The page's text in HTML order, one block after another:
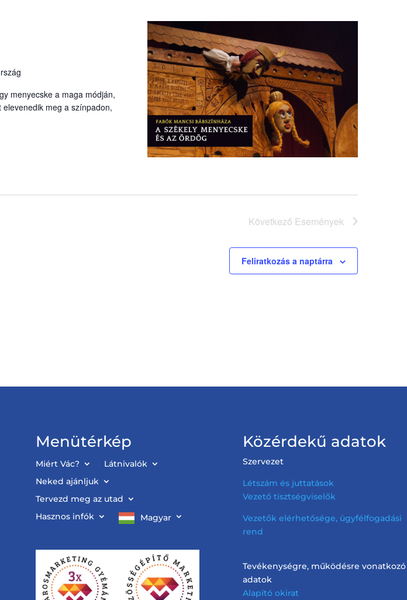
menyecske a maga módján,
meg a színpadon,
Következő Események
Feliratkozás a naptárra
Menütérkép
Miért Vác?
Látnivalók
Neked ajánljuk
Tervezd meg az utad
Hasznos infók
Magyar
Közérdekű adatok
Szervezet
Létszám és juttatások
Vezető tisztségviselők
Vezetők elérhetősége, ügyfélfogadási
rend
Tevékenységre, működésre vonatkozó
adatok
Alapító okirat